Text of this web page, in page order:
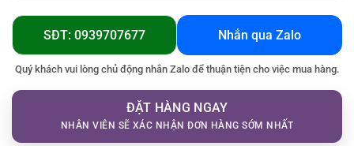
SĐT: 0939707677 Nhắn qua Zalo
Quý khách vui lòng chủ động nhắn Zalo để thuận tiện cho việc mua hàng.
ĐẶT HÀNG NGAY
NHÂN VIÊN SẼ XÁC NHẬN ĐƠN HÀNG SỚM NHẤT